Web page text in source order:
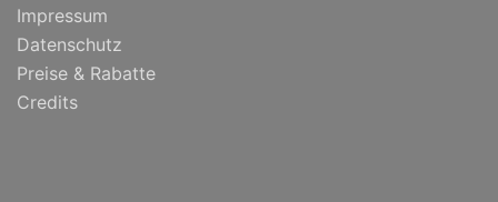
Impressum
Datenschutz
Preise & Rabatte
Credits